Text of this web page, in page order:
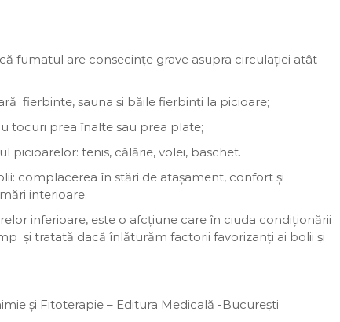
fumatul are consecințe grave asupra circulației atât
fierbinte, sauna și băile fierbinți la picioare;
tocuri prea înalte sau prea plate;
tenis, călărie, volei, baschet.
complacerea în stări de atașament, confort și
interioare.
inferioare, este o afcțiune care în ciuda condiționării
și tratată dacă înlăturăm factorii favorizanți ai bolii și
și Fitoterapie – Editura Medicală -București